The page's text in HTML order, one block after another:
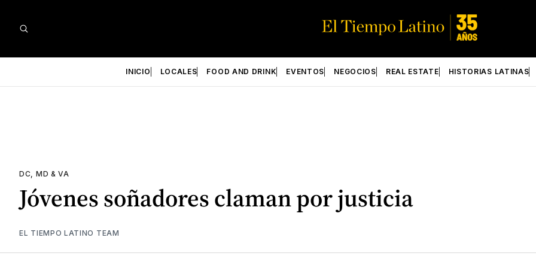
INICIO LOCALES FOOD AND DRINK EVENTOS NEGOCIOS REAL ESTATE HISTORIAS LATINAS
DC, MD & VA
Jóvenes soñadores claman por justicia
EL TIEMPO LATINO TEAM